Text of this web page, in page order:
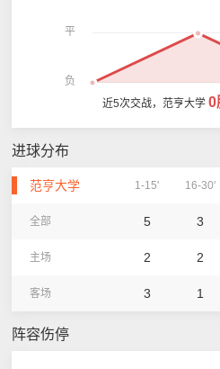
平
负
近5次交战，范亨大学 0
进球分布
范亨大学 1-15' 16-30'
全部 5 3
主场 2 2
客场 3 1
阵容伤停